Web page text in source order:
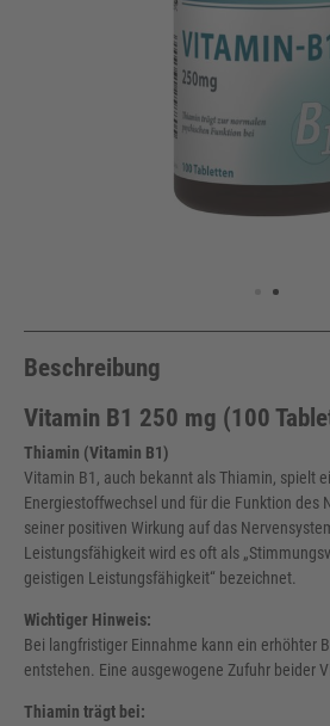
Beschreibung
Vitamin B1 250 mg (100
Thiamin (Vitamin B1)
Vitamin B1, auch bekannt als Thiamin, spielt
Energiestoffwechsel und für die Funktion des
seiner positiven Wirkung auf das
Leistungsfähigkeit wird es oft als
geistigen Leistungsfähigkeit“ bezeichnet.
Wichtiger Hinweis:
Bei langfristiger Einnahme kann ein erhöhter
entstehen. Eine ausgewogene Zufuhr beider
Thiamin trägt bei: